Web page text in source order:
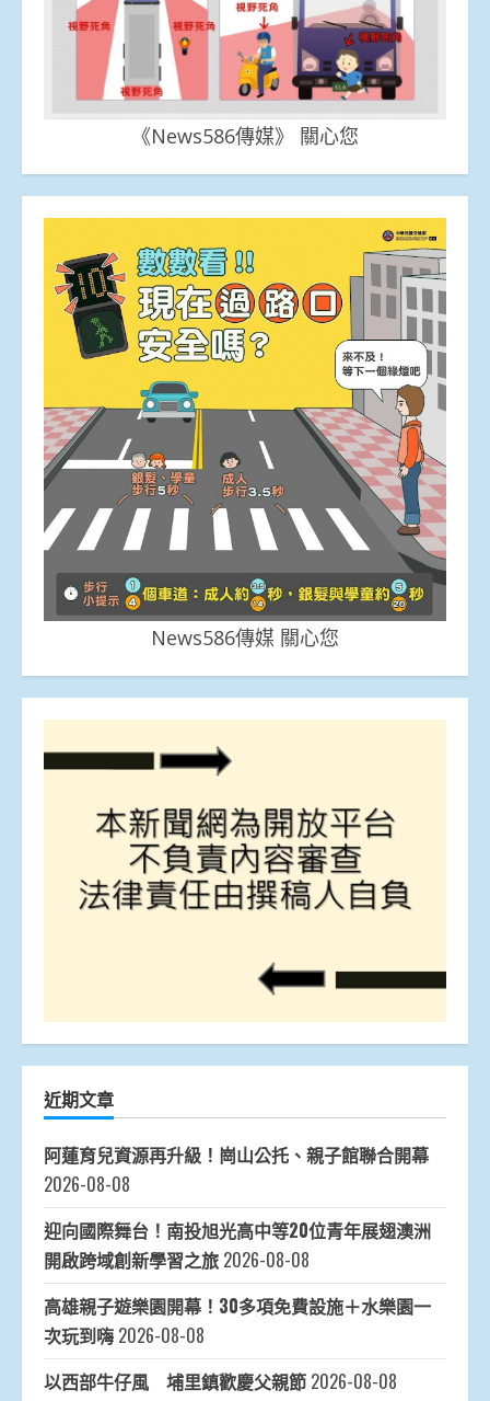
《News586傳媒》 關心您
News586傳媒 關心您
近期文章
阿蓮育兒資源再升級！崗山公托、親子館聯合開幕
2026-08-08
迎向國際舞台！南投旭光高中等20位青年展翅澳洲
開啟跨域創新學習之旅 2026-08-08
高雄親子遊樂園開幕！30多項免費設施＋水樂園一
次玩到嗨 2026-08-08
以西部牛仔風 埔里鎮歡慶父親節 2026-08-08